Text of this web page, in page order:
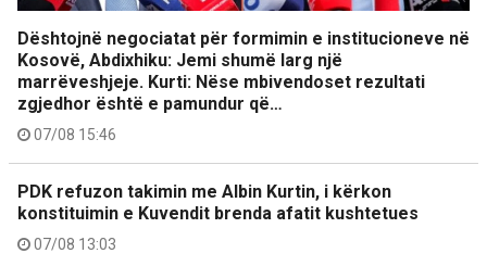
Dështojnë negociatat për formimin e institucioneve në
Kosovë, Abdixhiku: Jemi shumë larg një
marrëveshjeje. Kurti: Nëse mbivendoset rezultati
zgjedhor është e pamundur që…
07/08 15:46
PDK refuzon takimin me Albin Kurtin, i kërkon
konstituimin e Kuvendit brenda afatit kushtetues
07/08 13:03